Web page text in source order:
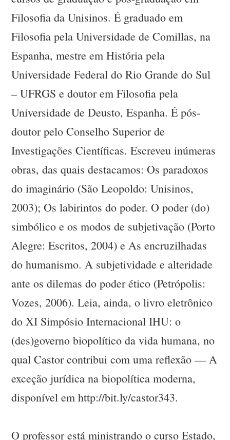
Filosofia da Unisinos. É graduado em
Filosofia pela Universidade de Comillas, na
Espanha, mestre em História pela
Universidade Federal do Rio Grande do Sul
– UFRGS e doutor em Filosofia pela
Universidade de Deusto, Espanha. É pós-
doutor pelo Conselho Superior de
Investigações Científicas. Escreveu inúmeras
obras, das quais destacamos: Os paradoxos
do imaginário (São Leopoldo: Unisinos,
2003); Os labirintos do poder. O poder (do)
simbólico e os modos de subjetivação (Porto
Alegre: Escritos, 2004) e As encruzilhadas
do humanismo. A subjetividade e alteridade
ante os dilemas do poder ético (Petrópolis:
Vozes, 2006). Leia, ainda, o livro eletrônico
do XI Simpósio Internacional IHU: o
(des)governo biopolítico da vida humana, no
qual Castor contribui com uma reflexão — A
exceção jurídica na biopolítica moderna,
disponível em http://bit.ly/castor343.
O professor está ministrando o curso Estado,